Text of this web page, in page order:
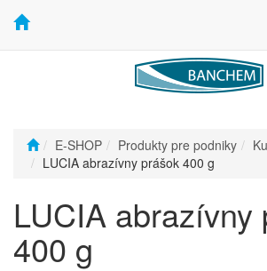
E-SHOP Produkty pre podniky
LUCIA abrazívny prášok 400 g
LUCIA abrazívny
400 g